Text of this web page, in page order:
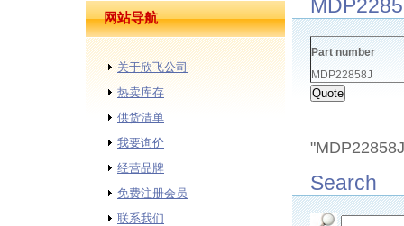
网站导航
关于欣飞公司
热卖库存
供货清单
我要询价
经营品牌
免费注册会员
联系我们
Part number
MDP22858J
Search